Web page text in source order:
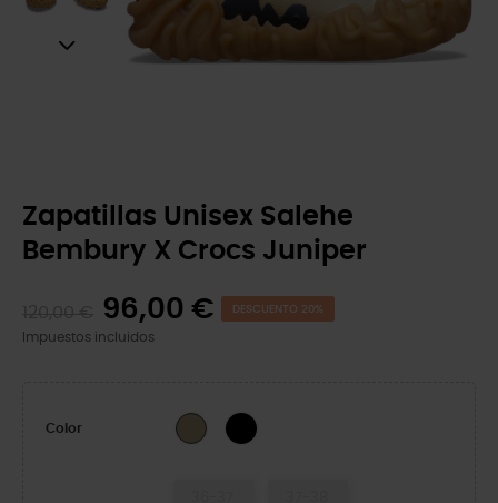
Zapatillas Unisex Salehe
Bembury X Crocs Juniper
96,00 € DESCUENTO 20%
Impuestos incluidos
Color ManukaBoba